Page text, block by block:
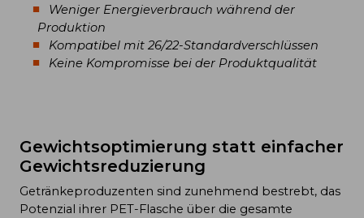
Weniger Energieverbrauch während der
Produktion
Kompatibel mit 26/22-Standardverschlüssen
Keine Kompromisse bei der Produktqualität
Gewichtsoptimierung statt einfacher
Gewichtsreduzierung
Getränkeproduzenten sind zunehmend bestrebt, das
Potenzial ihrer PET-Flasche über die gesamte